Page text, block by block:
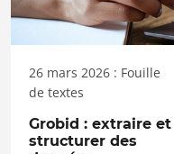
26 mars 2026 : Fouille
de textes
Grobid : extraire et
structurer des